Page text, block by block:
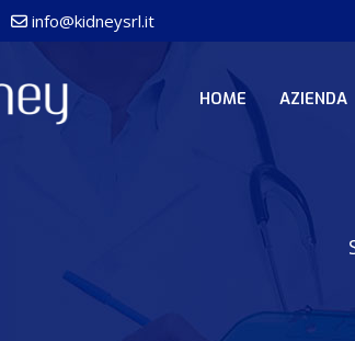
info@kidneysrl.it
HOME AZIENDA